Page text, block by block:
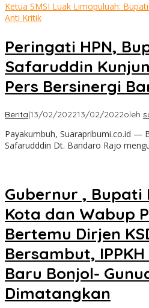
Ketua SMSI Luak Limopuluah:
Anti Kritik
Peringati HPN,
Safaruddin
Pers Bersinergi
Berita|13/02/202213/02/2022oleh
Payakumbuh, Suarapribumi.co.id —
Safarudddin Dt. Bandaro Rajo
Gubernur , Bupati
Kota dan Wabup
Bertemu Dirjen
Bersambut,
Baru Bonjol-
Dimatangkan